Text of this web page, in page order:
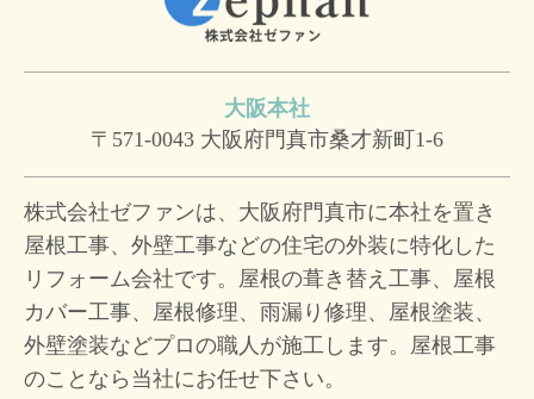
大阪本社
〒571-0043 大阪府門真市桑才新町1-6
株式会社ゼファンは、大阪府門真市に本社を置き
屋根工事、外壁工事などの住宅の外装に特化した
リフォーム会社です。屋根の葺き替え工事、屋根
カバー工事、屋根修理、雨漏り修理、屋根塗装、
外壁塗装などプロの職人が施工します。屋根工事
のことなら当社にお任せ下さい。